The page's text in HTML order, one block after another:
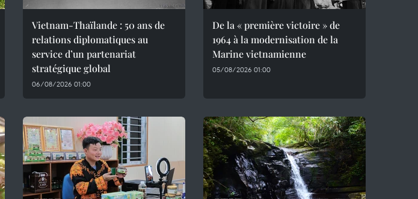
Vietnam-Thaïlande : 50 ans de
relations diplomatiques au
service d’un partenariat
stratégique global
06/08/2026 01:00
De la « première victoire » de
1964 à la modernisation de la
Marine vietnamienne
05/08/2026 01:00